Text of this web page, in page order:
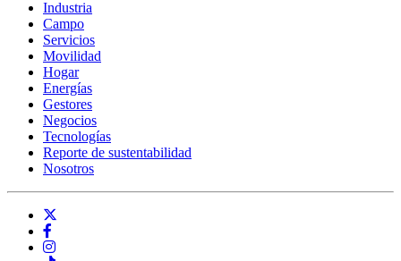
Industria
Campo
Servicios
Movilidad
Hogar
Energías
Gestores
Negocios
Tecnologías
Reporte de sustentabilidad
Nosotros